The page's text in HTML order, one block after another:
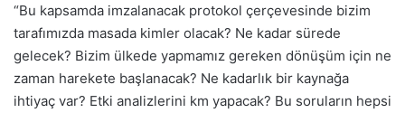
“Bu kapsamda imzalanacak protokol çerçevesinde bizim
tarafımızda masada kimler olacak? Ne kadar sürede
gelecek? Bizim ülkede yapmamız gereken dönüşüm için ne
zaman harekete başlanacak? Ne kadarlık bir kaynağa
ihtiyaç var? Etki analizlerini km yapacak? Bu soruların hepsi